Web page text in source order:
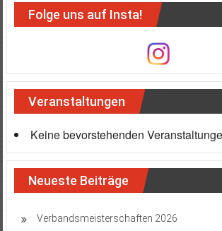
Folge uns auf Insta!
Veranstaltungen
Keine bevorstehenden
Neueste Beiträge
Verbandsmeisterschaften 2026